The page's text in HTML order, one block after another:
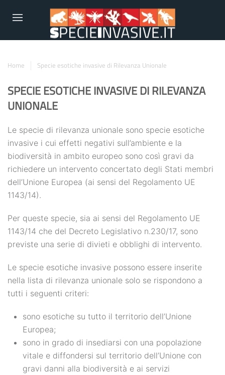
Home Specie esotiche invasive di Rilevanza Unionale
SPECIE ESOTICHE INVASIVE DI RILEVANZA
UNIONALE
Le specie di rilevanza unionale sono specie esotiche
invasive i cui effetti negativi sull’ambiente e la
biodiversità in ambito europeo sono così gravi da
richiedere un intervento concertato degli Stati membri
dell’Unione Europea (ai sensi del Regolamento UE
1143/14).
Per queste specie, sia ai sensi del Regolamento UE
1143/14 che del Decreto Legislativo n.230/17, sono
previste una serie di divieti e obblighi di intervento.
Le specie esotiche invasive possono essere inserite
nella lista di rilevanza unionale solo se rispondono a
tutti i seguenti criteri:
sono esotiche su tutto il territorio dell’Unione
Europea;
sono in grado di insediarsi con una popolazione
vitale e diffondersi sul territorio dell’Unione con
gravi danni alla biodiversità e ai servizi